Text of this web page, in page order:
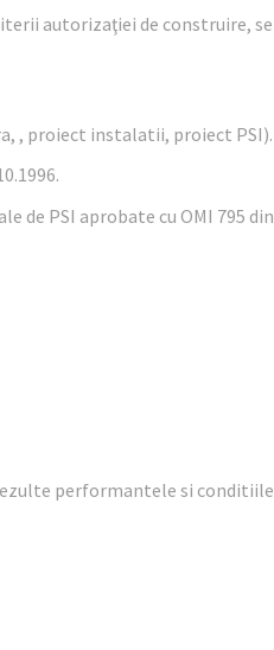
autorizaţiei de construire, se
, proiect instalatii, proiect PSI).
de PSI aprobate cu OMI 795 din
performantele si conditiile